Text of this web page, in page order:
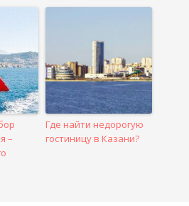
–
Где найти недорогую
гостиницу в Казани?